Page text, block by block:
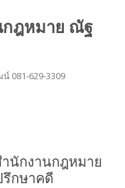
กฎหมาย ณัฐ
081-629-3309
นักงานกฎหมาย
กษาคดี